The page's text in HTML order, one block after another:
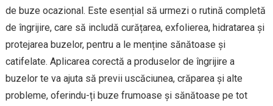
de buze ocazional. Este esențial să urmezi o rutină completă
de îngrijire, care să includă curățarea, exfolierea, hidratarea și
protejarea buzelor, pentru a le menține sănătoase și
catifelate. Aplicarea corectă a produselor de îngrijire a
buzelor te va ajuta să previi uscăciunea, crăparea și alte
probleme, oferindu-ți buze frumoase și sănătoase pe tot